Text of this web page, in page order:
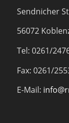
Sendnicher
56072
Tel: 0261/
Fax: 0261/
E-Mail: